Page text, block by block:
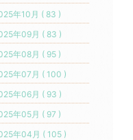
年10月 ( 83 )
年09月 ( 83 )
年08月 ( 95 )
年07月 ( 100 )
年06月 ( 93 )
年05月 ( 97 )
年04月 ( 105 )